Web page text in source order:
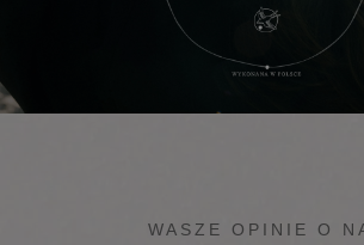
WASZE OPINIE O